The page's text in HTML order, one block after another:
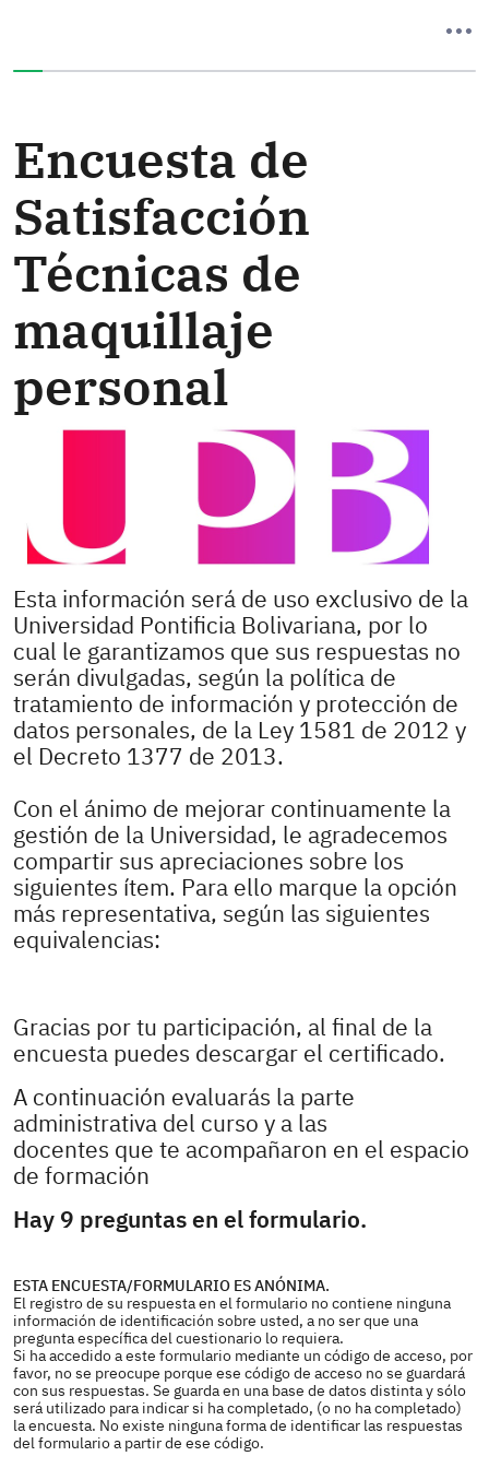
Encuesta de
Satisfacción
Técnicas de
maquillaje
personal
Esta información será de uso exclusivo de la
Universidad Pontificia Bolivariana, por lo
cual le garantizamos que sus respuestas no
serán divulgadas, según la política de
tratamiento de información y protección de
datos personales, de la Ley 1581 de 2012 y
el Decreto 1377 de 2013.
Con el ánimo de mejorar continuamente la
gestión de la Universidad, le agradecemos
compartir sus apreciaciones sobre los
siguientes ítem. Para ello marque la opción
más representativa, según las siguientes
equivalencias:
Gracias por tu participación, al final de la
encuesta puedes descargar el certificado.
A continuación evaluarás la parte
administrativa del curso y a las
docentes que te acompañaron en el espacio
de formación
Hay 9 preguntas en el formulario.
ESTA ENCUESTA/FORMULARIO ES ANÓNIMA.
El registro de su respuesta en el formulario no contiene ninguna
información de identificación sobre usted, a no ser que una
pregunta específica del cuestionario lo requiera.
Si ha accedido a este formulario mediante un código de acceso, por
favor, no se preocupe porque ese código de acceso no se guardará
con sus respuestas. Se guarda en una base de datos distinta y sólo
será utilizado para indicar si ha completado, (o no ha completado)
la encuesta. No existe ninguna forma de identificar las respuestas
del formulario a partir de ese código.